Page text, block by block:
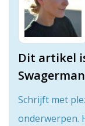
Dit artikel
Swagerman
Schrijft met
onderwerpen.